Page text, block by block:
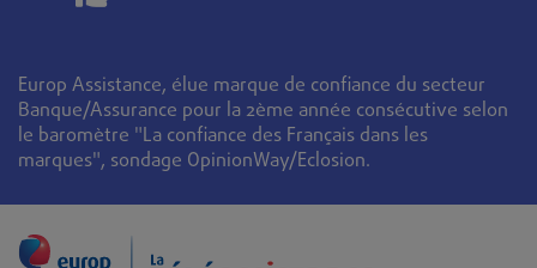
Europ Assistance, élue marque de confiance du secteur
Banque/Assurance pour la 2ème année consécutive selon
le baromètre "La confiance des Français dans les
marques", sondage OpinionWay/Eclosion.